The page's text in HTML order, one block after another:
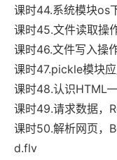
课时44.系统模块os
课时45.文件读取操
课时46.文件写入操
课时47.pickle模块
课时48.认识
课时49.请求数据，
课时50.解析网页，
d.flv